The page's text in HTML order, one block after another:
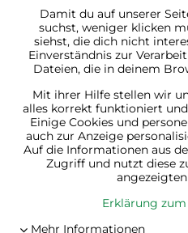
Österreich
Damit du auf unserer
suchst, weniger klicken
siehst, die dich nicht
Einverständnis zur
Dateien, die in deinem
Mit ihrer Hilfe stellen wir
alles korrekt funktioniert
Einige Cookies und
auch zur Anzeige
Auf die Informationen aus
Zugriff und nutzt diese
Erklärung